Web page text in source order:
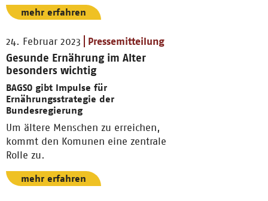
mehr erfahren
24. Februar 2023 Pressemitteilung
Gesunde Ernährung im Alter
besonders wichtig
BAGSO gibt Impulse für
Ernährungsstrategie der
Bundesregierung
Um ältere Menschen zu erreichen,
kommt den Komunen eine zentrale
Rolle zu.
mehr erfahren